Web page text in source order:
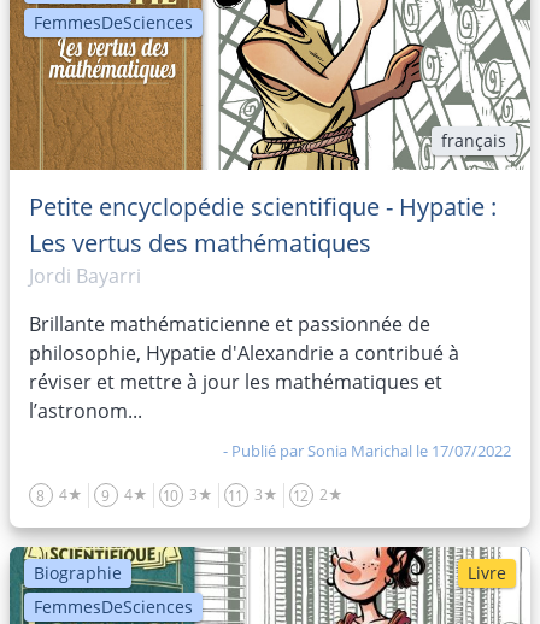
FemmesDeSciences
français
Petite encyclopédie scientifique - Hypatie :
Les vertus des mathématiques
Jordi Bayarri
Brillante mathématicienne et passionnée de
philosophie, Hypatie d'Alexandrie a contribué à
réviser et mettre à jour les mathématiques et
l’astronom...
- Publié parSonia Marichal le 17/07/2022
8 4★ 9 4★ 10 3★ 11 3★ 12 2★
Biographie
FemmesDeSciences
Livre